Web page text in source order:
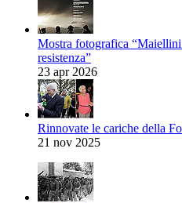
Mostra fotografica
resistenza”
23 apr 2026
Rinnovate le cariche della
21 nov 2025